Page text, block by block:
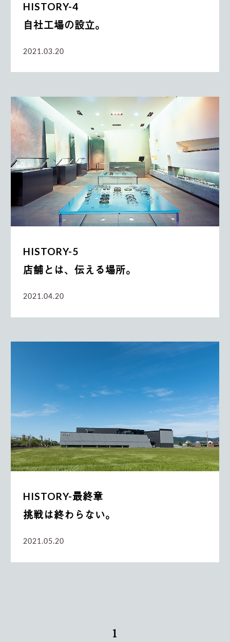
HISTORY-4
自社工場の設立。
2021.03.20
HISTORY-5
店舗とは、伝える場所。
2021.04.20
HISTORY-最終章
挑戦は終わらない。
2021.05.20
1